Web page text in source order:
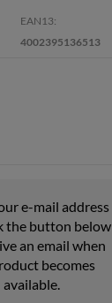
EAN13
4002395136513
e-mail address
the button below
an email when
becomes
available.